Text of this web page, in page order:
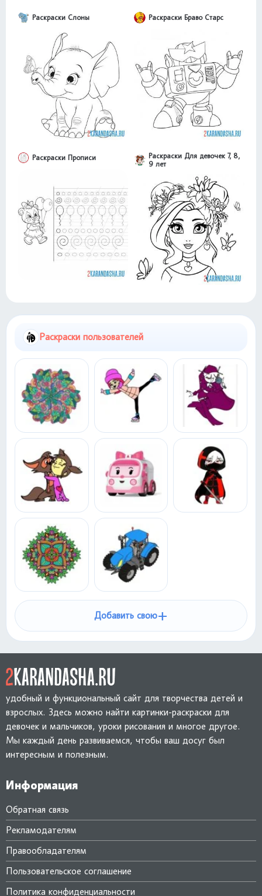
Раскраски Слоны Раскраски Браво Старс
Раскраски Прописи
Раскраски Для девочек 7, 8,
9 лет
Раскраски пользователей
Добавить свою+
удобный и функциональный сайт для творчества детей и
взрослых. Здесь можно найти картинки-раскраски для
девочек и мальчиков, уроки рисования и многое другое.
Мы каждый день развиваемся, чтобы ваш досуг был
интересным и полезным.
Информация
Обратная связь
Рекламодателям
Правообладателям
Пользовательское соглашение
Политика конфиденциальности